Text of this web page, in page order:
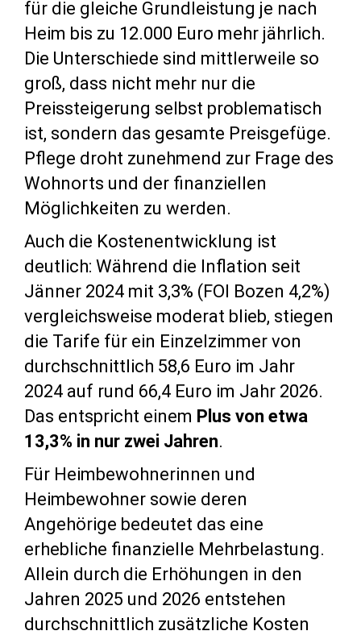
für die gleiche Grundleistung je nach
Heim bis zu 12.000 Euro mehr jährlich.
Die Unterschiede sind mittlerweile so
groß, dass nicht mehr nur die
Preissteigerung selbst problematisch
ist, sondern das gesamte Preisgefüge.
Pflege droht zunehmend zur Frage des
Wohnorts und der finanziellen
Möglichkeiten zu werden.
Auch die Kostenentwicklung ist
deutlich: Während die Inflation seit
Jänner 2024 mit 3,3% (FOI Bozen 4,2%)
vergleichsweise moderat blieb, stiegen
die Tarife für ein Einzelzimmer von
durchschnittlich 58,6 Euro im Jahr
2024 auf rund 66,4 Euro im Jahr 2026.
Das entspricht einem Plus von etwa
13,3% in nur zwei Jahren.
Für Heimbewohnerinnen und
Heimbewohner sowie deren
Angehörige bedeutet das eine
erhebliche finanzielle Mehrbelastung.
Allein durch die Erhöhungen in den
Jahren 2025 und 2026 entstehen
durchschnittlich zusätzliche Kosten